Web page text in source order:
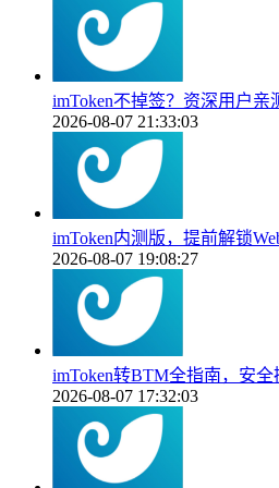
imToken不掉签？资深用户
2026-08-07 21:33:03
imToken内测版，提前解锁
2026-08-07 19:08:27
imToken转BTM全指南，安
2026-08-07 17:32:03